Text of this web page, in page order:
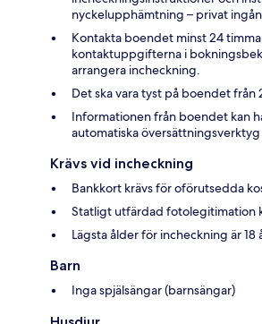
nyckelupphämtning – privat
Kontakta boendet minst 24
kontaktuppgifterna i
arrangera incheckning.
Det ska vara tyst på boendet från
Informationen från boendet kan
automatiska översättningsverktyg
Krävs vid incheckning
Bankkort krävs för oförutsedda
Statligt utfärdad fotolegitimation
Lägsta ålder för incheckning är 18
Barn
Inga spjälsängar (barnsängar)